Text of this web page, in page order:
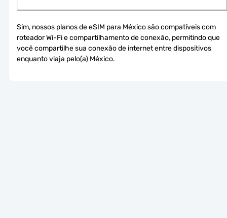
Sim, nossos planos de eSIM para México são compatíveis com
roteador Wi-Fi e compartilhamento de conexão, permitindo que
você compartilhe sua conexão de internet entre dispositivos
enquanto viaja pelo(a) México.